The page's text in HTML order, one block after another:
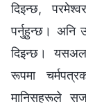
दिइन्छ,
पर्नुहुन्छ। अनि
दिइन्छ।
रूपमा
मानिसहरूले